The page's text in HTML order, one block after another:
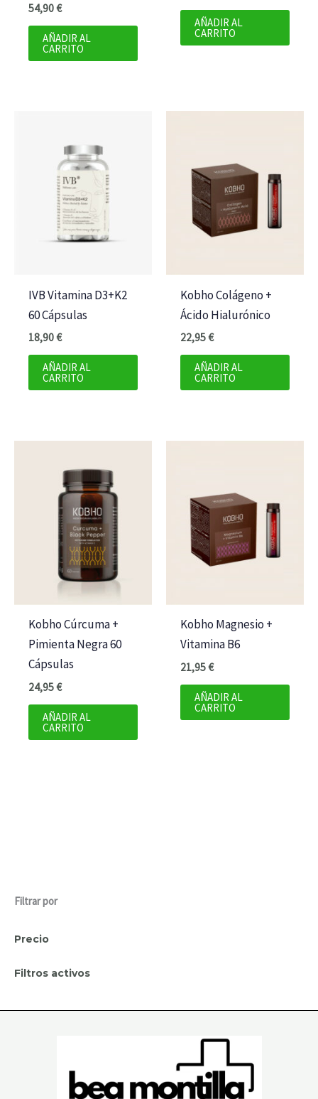
Filtrar por
Precio
Filtros activos
54,90€
AÑADIR AL
CARRITO
AÑADIR AL
CARRITO
IVB Vitamina D3+K2
60 Cápsulas
18,90€
AÑADIR AL
CARRITO
Kobho Colágeno +
Ácido Hialurónico
22,95€
AÑADIR AL
CARRITO
Kobho Cúrcuma +
Pimienta Negra 60
Cápsulas
24,95€
AÑADIR AL
CARRITO
Kobho Magnesio +
Vitamina B6
21,95€
AÑADIR AL
CARRITO